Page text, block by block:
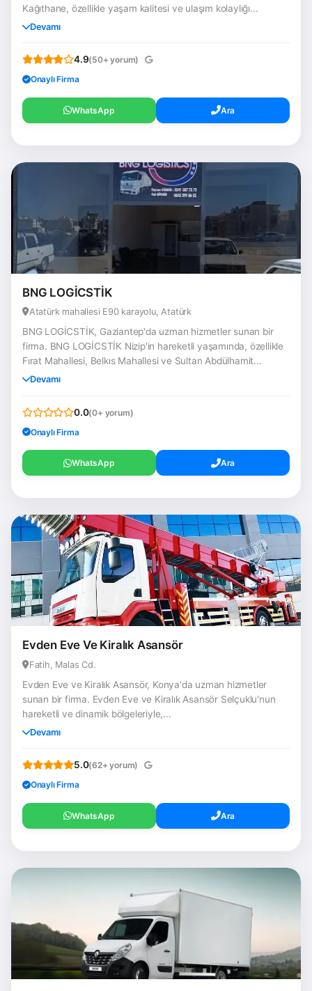
Kağıthane, özellikle yaşam kalitesi ve ulaşım kolaylığı...
Devamı
4.9(50+ yorum)
Onaylı Firma
WhatsApp Ara
BNG LOGİCSTİK
Atatürk mahallesi E90 karayolu, Atatürk
BNG LOGİCSTİK, Gaziantep'da uzman hizmetler sunan bir
firma. BNG LOGİCSTİK Nizip'in hareketli yaşamında, özellikle
Fırat Mahallesi, Belkıs Mahallesi ve Sultan Abdülhamit...
Devamı
0.0(0+ yorum)
Onaylı Firma
WhatsApp Ara
Evden Eve Ve Kiralık Asansör
Fatih, Malas Cd.
Evden Eve ve Kiralık Asansör, Konya'da uzman hizmetler
sunan bir firma. Evden Eve ve Kiralık Asansör Selçuklu'nun
hareketli ve dinamik bölgeleriyle,...
Devamı
5.0(62+ yorum)
Onaylı Firma
WhatsApp Ara